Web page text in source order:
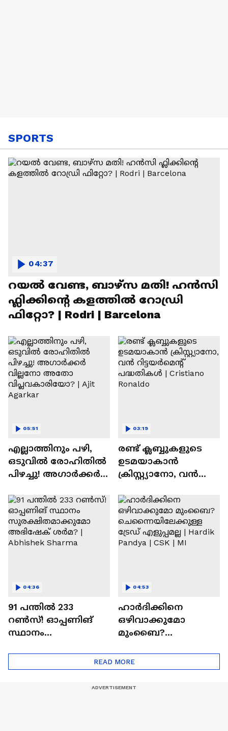
SPORTS
റയല്‍ വേണ്ട, ബാഴ്‌സ മതി! ഹൻസി
ഫ്ലിക്കിന്റെ കളത്തില്‍ റോഡ്രി
ഫിറ്റോ? | Rodri | Barcelona
04:37
എല്ലാത്തിനും പഴി,
ഒടുവില്‍ രോഹിതില്‍
പിഴച്ചു! അഗാര്‍ക്കർ
വിപ്ലവകാരിയോ? |
Ajit Agarkar
05:51
രണ്ട്‌ ക്ലബ്ബുകളുടെ
ഉടമയാകാന്‍
ക്രിസ്റ്റ്യാനോ, വന്‍
പദ്ധതികള്‍ | Cristiano
Ronaldo
03:19
91 പന്തില്‍ 233
റണ്‍സ്! ഓപ്പണിങ്
സ്ഥാനം
അഭിഷേക് ശർമ? |
Abhishek Sharma
04:36
ഹാർദിക്കിനെ
ഒഴിവാക്കുമോ
മുംബൈ?
ട്രേഡ് എളുപ്പമല്ല |
Hardik Pandya | CSK |
04:53
READ MORE